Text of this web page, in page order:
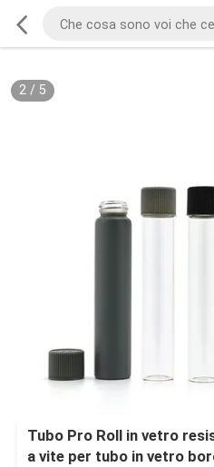
2/ 5
Tubo Pro Roll in vetro
a vite per tubo in vetro